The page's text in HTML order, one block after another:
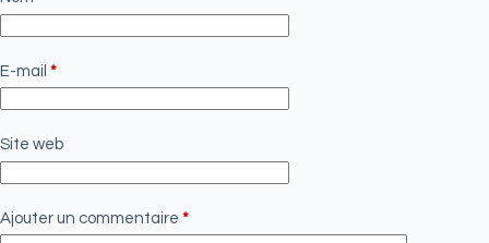
E-mail *
Site web
Ajouter un commentaire *